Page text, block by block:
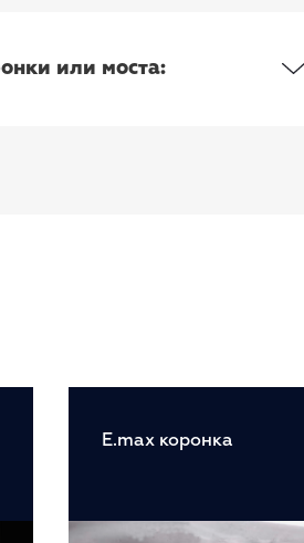
или моста:
E.max коронка